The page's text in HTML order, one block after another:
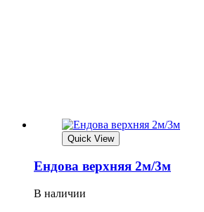
Quick View
Ендова верхняя 2м/3м
В наличии